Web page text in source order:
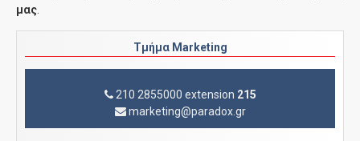
μας
Τμήμα Μarketing
210 2855000 extension 215
marketing@paradox.gr